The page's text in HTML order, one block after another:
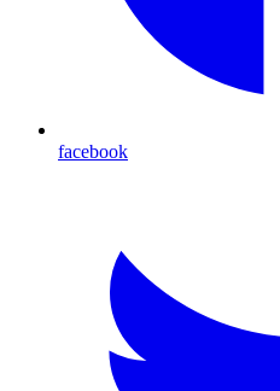
facebook